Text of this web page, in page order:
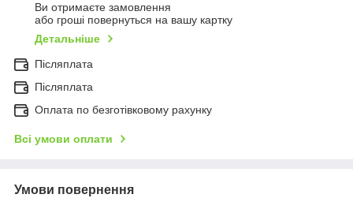
Ви отримаєте замовлення
або гроші повернуться на вашу картку
Детальніше
Післяплата
Післяплата
Оплата по безготівковому рахунку
Всі умови оплати
Умови повернення